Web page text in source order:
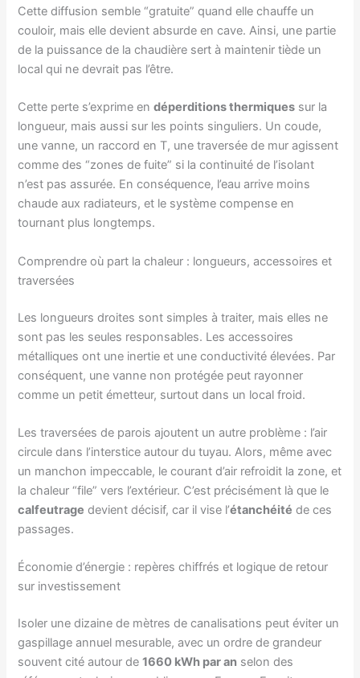
Cette diffusion semble “gratuite” quand elle chauffe un
couloir, mais elle devient absurde en cave. Ainsi, une partie
de la puissance de la chaudière sert à maintenir tiède un
local qui ne devrait pas l’être.
Cette perte s’exprime endéperditions thermiques sur la
longueur, mais aussi sur les points singuliers. Un coude,
une vanne, un raccord en T, une traversée de mur agissent
comme des “zones de fuite” si la continuité de l’isolant
n’est pas assurée. En conséquence, l’eau arrive moins
chaude aux radiateurs, et le système compense en
tournant plus longtemps.
Comprendre où part la chaleur : longueurs, accessoires et
traversées
Les longueurs droites sont simples à traiter, mais elles ne
sont pas les seules responsables. Les accessoires
métalliques ont une inertie et une conductivité élevées. Par
conséquent, une vanne non protégée peut rayonner
comme un petit émetteur, surtout dans un local froid.
Les traversées de parois ajoutent un autre problème : l’air
circule dans l’interstice autour du tuyau. Alors, même avec
un manchon impeccable, le courant d’air refroidit la zone, et
la chaleur “file” vers l’extérieur. C’est précisément là que le
calfeutrage devient décisif, car il vise l’étanchéité de ces
passages.
Économie d’énergie : repères chiffrés et logique de retour
sur investissement
Isoler une dizaine de mètres de canalisations peut éviter un
gaspillage annuel mesurable, avec un ordre de grandeur
souvent cité autour de1660 kWh par an selon des